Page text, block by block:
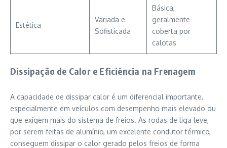
Estética
Variada e
Sofisticada
Básica,
geralmente
coberta por
calotas
Dissipação de Calor e Eficiência na Frenagem
A capacidade de dissipar calor é um diferencial importante,
especialmente em veículos com desempenho mais elevado ou
que exigem mais do sistema de freios. As rodas de liga leve,
por serem feitas de alumínio, um excelente condutor térmico,
conseguem dissipar o calor gerado pelos freios de forma